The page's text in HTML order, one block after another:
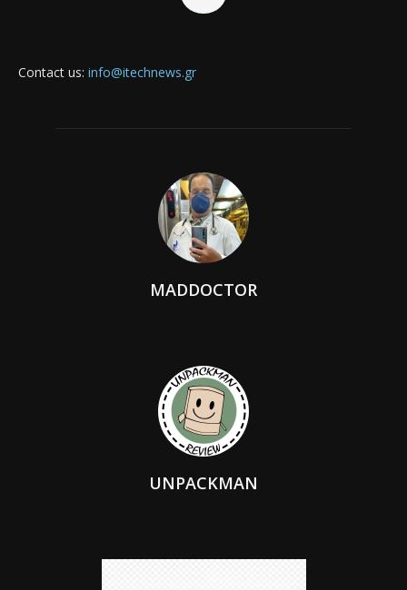
Contact us: info@itechnews.gr
MADDOCTOR
UNPACKMAN